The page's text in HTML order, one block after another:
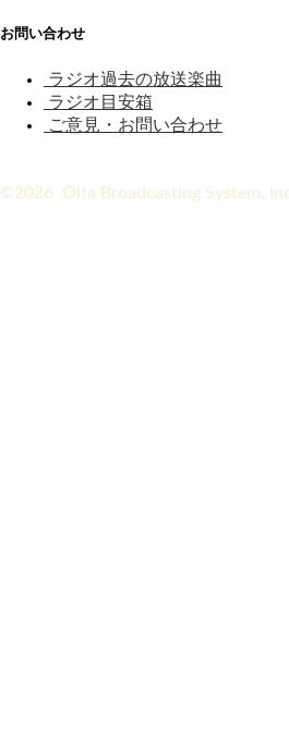
お問い合わせ
ラジオ過去の放送楽曲
ラジオ目安箱
ご意見・お問い合わせ
©2026 Oita Broadcasting System,